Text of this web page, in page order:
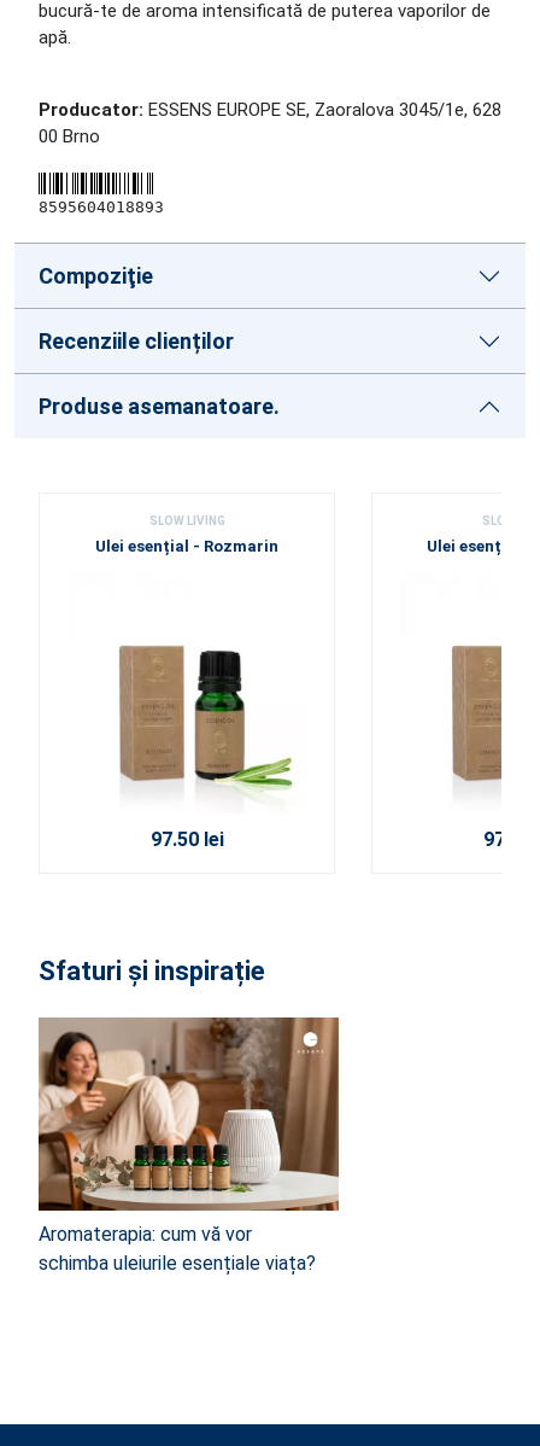
bucură-te de aroma intensificată de puterea vaporilor de
apă.
Producator: ESSENS EUROPE SE, Zaoralova 3045/1e, 628
00 Brno
8595604018893
Compoziţie
Recenziile clienților
Produse asemanatoare.
SLOW LIVING
Ulei esențial - Rozmarin
97.50 lei
SLOW
Ulei esențial -
97.50
Sfaturi și inspirație
Aromaterapia: cum vă vor
schimba uleiurile esențiale viața?